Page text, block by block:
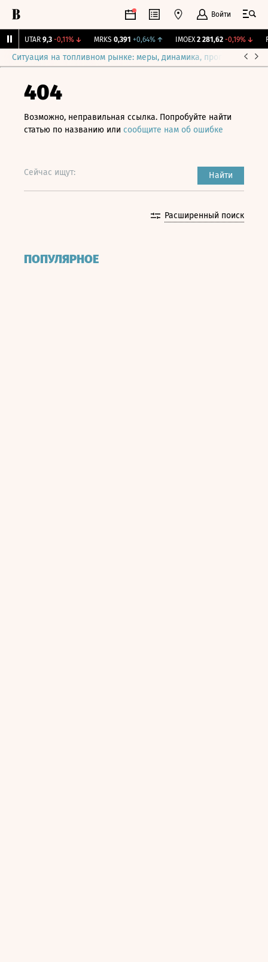
Войти
UTAR 9,3 -0,11% ↓ MRKS 0,391 +0,64%↑ IMOEX 2 281,62 -0,19%↓
Ситуация на топливном рынке: меры, динамика, прогнозы
404
Возможно, неправильная ссылка. Попробуйте найти
статью по названию или сообщите нам об ошибке
Сейчас ищут: Найти
Расширенный поиск
ПОПУЛЯРНОЕ